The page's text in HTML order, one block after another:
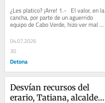
argentinos
¿Les platico? ¡Arre! 1.-   El valor, en la
cancha, por parte de un aguerrido
equipo de Cabo Verde, hizo ver mal al
Campeón del Mundial FIFA...
04.07.2026
30
Detona
Desvían recursos del
erario, Tatiana, alcalde y